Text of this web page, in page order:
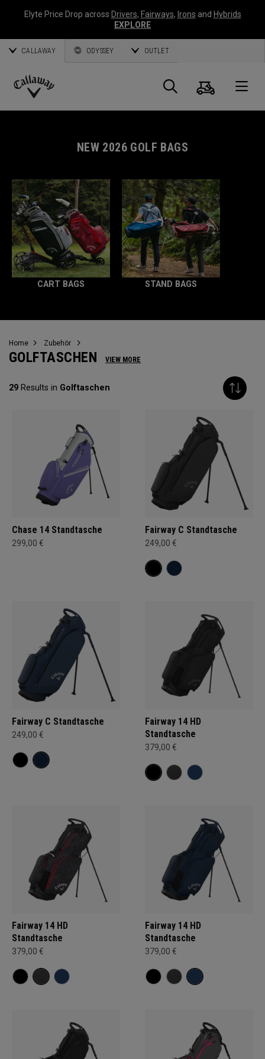
Elyte Price Drop across Drivers, Fairways, Irons and Hybrids
EXPLORE
CALLAWAY ODYSSEY OUTLET
Callaway
Suche
NEW 2026 GOLF BAGS
CART BAGS STAND BAGS
Home Zubehör
GOLFTASCHEN VIEW MORE
29 Results in Golftaschen
Chase 14 Standtasche
299,00 €
Fairway C Standtasche
249,00 €
Fairway C Standtasche
249,00 €
Fairway 14 HD
Standtasche
379,00 €
Fairway 14 HD
Standtasche
379,00 €
Fairway 14 HD
Standtasche
379,00 €